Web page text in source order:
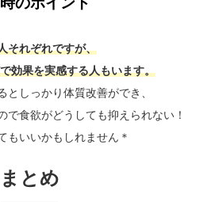
それぞれですが、
効果を実感する人もいます。
としっかり体質改善ができ、
で食欲がどうしても抑えられない！
もいいかもしれません＊
まとめ